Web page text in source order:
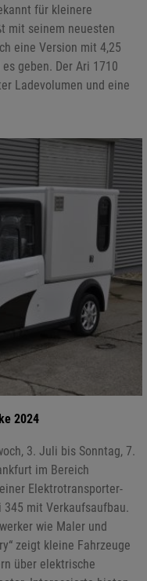
für kleinere
mit seinem neuesten
eine Version mit 4,25
geben. Der Ari 1710
Ladevolumen und eine
2024
3. Juli bis Sonntag, 7.
im Bereich
Elektrotransporter-
mit Verkaufsaufbau.
wie Maler und
zeigt kleine Fahrzeuge
über elektrische